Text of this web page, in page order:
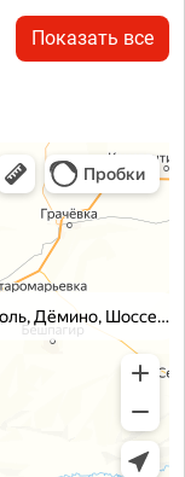
Показать все